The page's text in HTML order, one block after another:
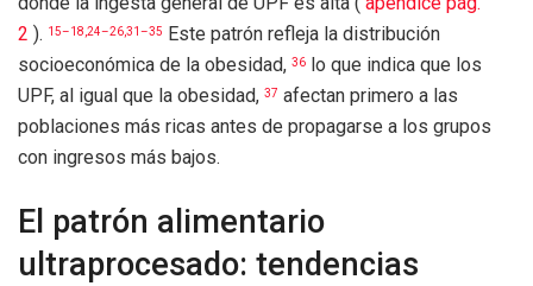
2 ). 15–18,24–26,31–35 Este patrón refleja la distribución
socioeconómica de la obesidad, 36 lo que indica que los
UPF, al igual que la obesidad, 37 afectan primero a las
poblaciones más ricas antes de propagarse a los grupos
con ingresos más bajos.
El patrón alimentario
ultraprocesado: tendencias